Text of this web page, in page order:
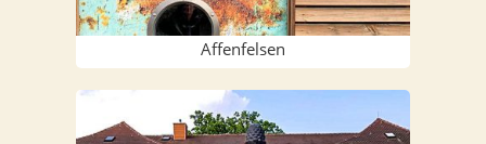
Affen­fel­sen